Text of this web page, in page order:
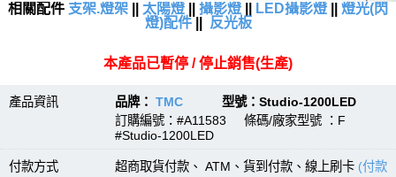
相關配件 支架.燈架 太陽燈 攝影燈 LED攝影燈
燈光(閃
燈)配件|| 反光板
本產品已暫停 / 停止銷售(生產)
產品資訊 品牌： TMC 型號：Studio-1200LED
訂購編號：#A11583 條碼/廠家型號 ：F
#Studio-1200LED
付款方式 超商取貨付款、 ATM、貨到付款、線上刷卡 (付款